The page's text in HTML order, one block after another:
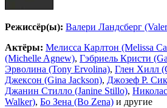
Режиссёр(ы): Валери Ландсберг
Актёры: Мелисса Карлтон (Melissa
(Michelle Agnew), Гэбриель Кристи
Эрволина (Tony Ervolina), Глен Хилл
Джексон (Gina Jackson), Джозеф Р.
Джанин Стилло (Janine Stillo),
Walker), Бо Зена (Bo Zena) и другие